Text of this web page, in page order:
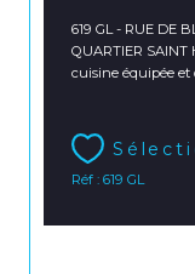
619 GL - RUE DE
QUARTIER
cuisine équipée et
Réf : 619 GL